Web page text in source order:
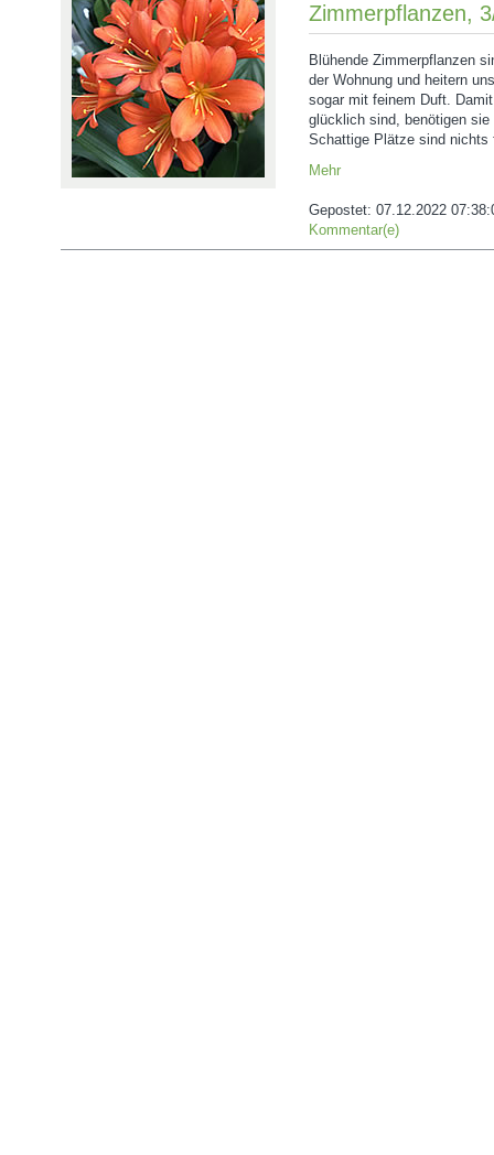
Zimmerpflanzen,
Blühende Zimmerpflanzen
der Wohnung und heitern
sogar mit feinem Duft.
glücklich sind, benötigen
Schattige Plätze sind nichts
Mehr
Gepostet: 07.12.2022
Kommentar(e)